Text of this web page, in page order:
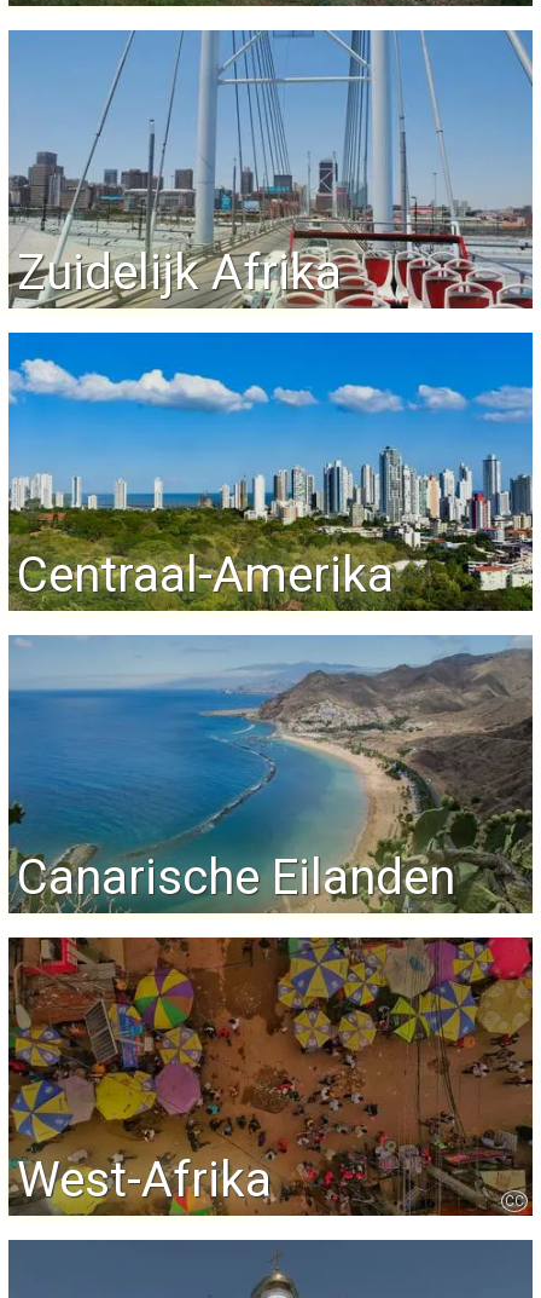
Zuidelijk Afrika
Centraal-Amerika
Canarische Eilanden
West-Afrika CC